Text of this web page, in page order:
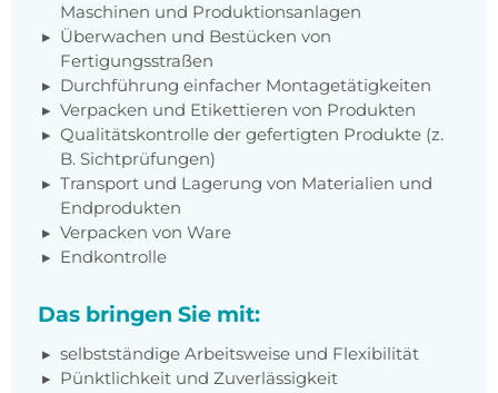
Maschinen und Produktionsanlagen
Überwachen und Bestücken von
Fertigungsstraßen
Durchführung einfacher Montagetätigkeiten
Verpacken und Etikettieren von Produkten
Qualitätskontrolle der gefertigten Produkte (z.
B. Sichtprüfungen)
Transport und Lagerung von Materialien und
Endprodukten
Verpacken von Ware
Endkontrolle
Das bringen Sie mit:
selbstständige Arbeitsweise und Flexibilität
Pünktlichkeit und Zuverlässigkeit